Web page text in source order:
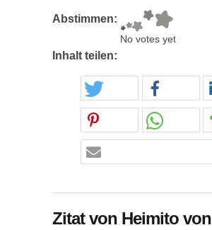
Abstimmen:
No votes yet
Inhalt teilen:
Zitat von Heimito von